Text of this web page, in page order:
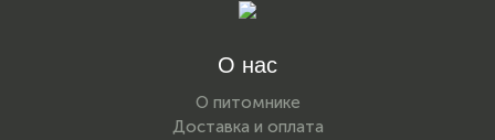
О нас
О питомнике
Доставка и оплата